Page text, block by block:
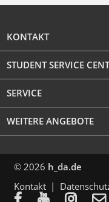
KONTAKT
STUDENT SERVICE
SERVICE
WEITERE ANGEBOTE
© 2026 h_da.de
Kontakt
   